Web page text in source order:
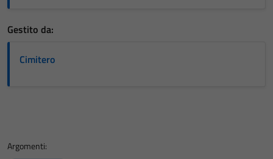
Gestito da:
Cimitero
Argomenti: